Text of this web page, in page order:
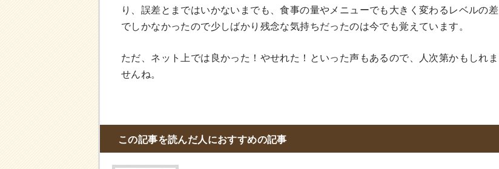
り、誤差とまではいかないまでも、食事の量やメニューでも大きく変わるレベルの差
でしかなかったので少しばかり残念な気持ちだったのは今でも覚えています。
ただ、ネット上では良かった！やせれた！といった声もあるので、人次第かもしれま
せんね。
この記事を読んだ人におすすめの記事